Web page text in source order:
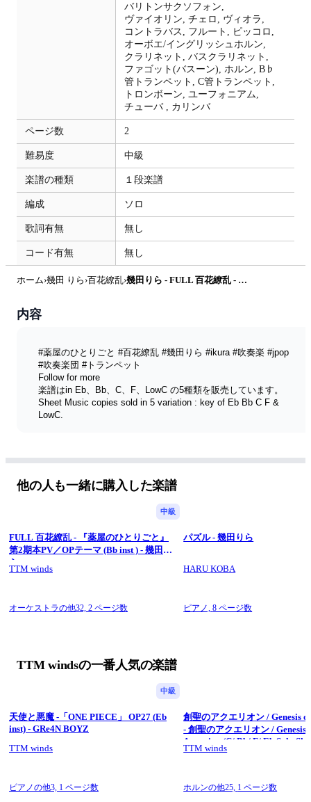
バリトンサクソフォン,
ヴァイオリン, チェロ, ヴィオラ,
コントラバス, フルート,
ピッコロ,
オーボエ/イングリッシュホルン,
クラリネット, バスクラリネット,
ファゴット(バスーン), ホルン, B♭
管トランペット, C管トランペット,
トロンボーン, ユーフォニアム,
チューバ , カリンバ
ページ数 2
難易度 中級
楽譜の種類 １段楽譜
編成 ソロ
歌詞有無 無し
コード有無 無し
ホーム›幾田 りら ›百花繚乱› 幾田りら - FULL 百花繚乱 - 『薬屋のひとりごと』第2期本PV／OPテーマ (Eb inst) by Littlebrother Kel.L
内容
#薬屋のひとりごと #百花繚乱 #幾田りら #ikura #吹奏楽 #jpop
#吹奏楽団 #トランペット
Follow for more
楽譜はin Eb、Bb、C、F、LowC の5種類を販売しています。
Sheet Music copies sold in 5 variation : key of Eb Bb C F &
LowC.
.
【 #ボクアカ OP 吹奏楽 合集 PACK 】20% off
海外 🌍 overseas ► https://mymusic.st/package/1669
https://kokomu.jp/sheet-music/68750
https://ttmwinds.gumroad.com/l/Reweave
【🟠Patreon🟠】► https://www.patreon.com/ttmwinds
【Donation 贊助】►
https://thetwistmen.gumroad.com/donation
All Rights Reserved.
他の人も一緒に購入した楽譜
中級
FULL 百花繚乱 - 『薬屋のひとりごと』
第2期本PV／OPテーマ (Bb inst ) - 幾田り
ら
TTM winds
オーケストラの他32, 2 ページ数
パズル - 幾田りら
HARU KOBA
ピアノ,8 ページ数
TTM windsの一番人気の楽譜
中級
天使と悪魔 -「ONE PIECE」 OP27 (Eb
inst) - GRe4N BOYZ
TTM winds
ピアノの他3, 1 ページ数
創聖のアクエリオン / Genesis
- 創聖のアクエリオン / Genesis
Aquarion (C/ Bb/ F/ Eb Solo
- AKINO
TTM winds
ホルンの他25, 1 ページ数